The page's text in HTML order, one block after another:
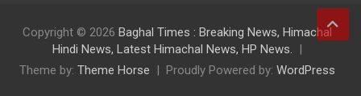
Copyright © 2026 Baghal Times : Breaking News, Himachal
Hindi News, Latest Himachal News, HP News.
Theme by: Theme Horse Proudly Powered by: WordPress